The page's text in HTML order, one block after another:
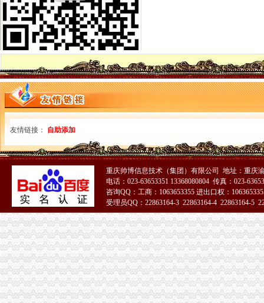
页_中国电子口岸
烟台海关通关作业无纸化覆盖全部信用等级企业新闻烟台新闻网
重庆海关电话
重庆海关：全力应对地震影响确保口岸通畅-搜狐滚动
重庆海关公告2009年第8号
重庆海关在哪里
泰国馆、俄罗斯馆在重庆保税展示交易中心开业！_搜狐新闻_搜狐网
为了“重庆造”笔电准点飞欧洲_重庆频道_凤凰网
重庆海关注册登记
重庆市办公厅转发广电局等部门关于进一步加全市卫星电视
海关收发货人登记证书
此篇告诉你进出口权变更办理流程及所需资料！_搜狐财经_搜狐网
海口海关>办事服务>场景式服务>货物通关>进出口货物收发货人变
进出口货物收发货人报关注册登记证书
上海市密码管理局
遵义进出口报关：遵义市海关进出口备案办理具体有哪些要求专业代办
海关报关单位注册登记证书
进出口收发货人如何完成海关注册登记_百度经验
拱北海关:咨询报关企业注册登记证延续及换证_报关员资格_新浪
海关报关注册登记证书
异地报关注册登记备案手续-物流-e京网
海关进出口货物收发货人报关注册登记证书-外贸单证-福步外贸论坛
海关报关登记证书
友情链接： 自助添加
重庆帅博信息技术（集团）有限公司 地址：重庆
电话：023-63653351 13368080804 传真：023-
咨询QQ：工商：1063653355 进出口权：
受理员QQ：22863164-3 22863164-4 22863164-5